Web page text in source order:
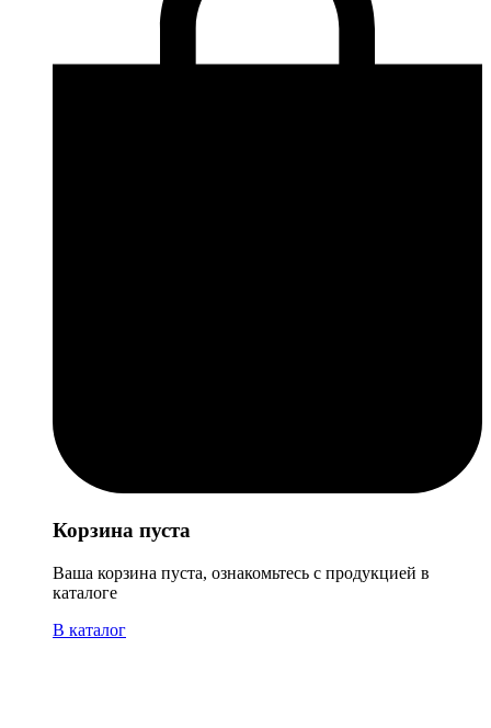
Корзина пуста
Ваша корзина пуста, ознакомьтесь с продукцией в
каталоге
В каталог